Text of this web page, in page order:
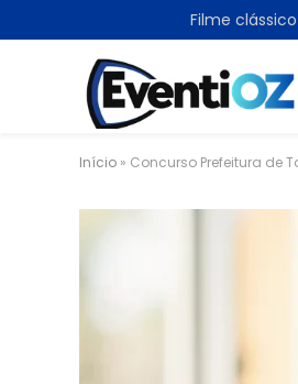
Início » Concurso Prefeitura de